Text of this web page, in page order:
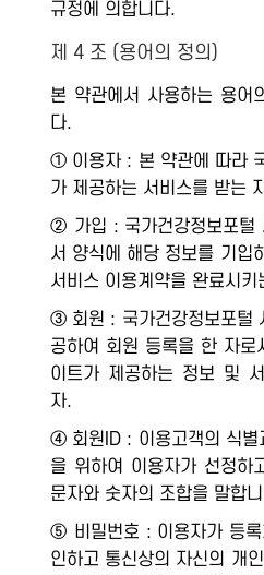
규정에 의합니다.
제 4 조 (용어의 정의)
본 약관에서 사용하는 용어
다.
① 이용자 : 본 약관에 따라
가 제공하는 서비스를 받는
② 가입 : 국가건강정보포털
서 양식에 해당 정보를 기입
서비스 이용계약을 완료시키
③ 회원 : 국가건강정보포털
공하여 회원 등록을 한 자로
이트가 제공하는 정보 및
자.
④ 회원ID : 이용고객의 식별
을 위하여 이용자가 선정하
문자와 숫자의 조합을 말합
⑤ 비밀번호 : 이용자가 등록
인하고 통신상의 자신의 개